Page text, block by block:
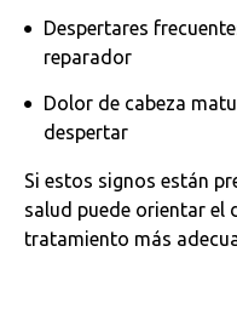
Despertares
reparador
Dolor de cabeza
despertar
Si estos signos están
salud puede orientar el
tratamiento más